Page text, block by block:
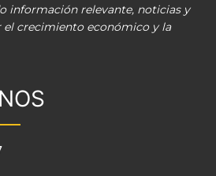
información relevante, noticias y
el crecimiento económico y la